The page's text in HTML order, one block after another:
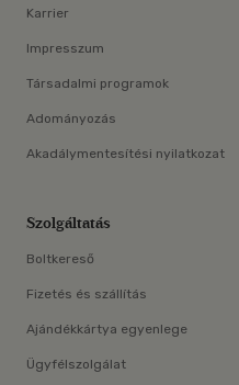
Karrier
Impresszum
Társadalmi programok
Adományozás
Akadálymentesítési nyilatkozat
Szolgáltatás
Boltkereső
Fizetés és szállítás
Ajándékkártya egyenlege
Ügyfélszolgálat